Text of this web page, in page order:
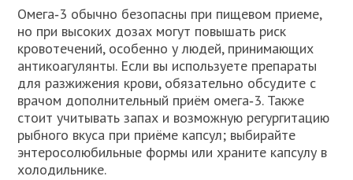
Омега‑3 обычно безопасны при пищевом приеме,
но при высоких дозах могут повышать риск
кровотечений, особенно у людей, принимающих
антикоагулянты. Если вы используете препараты
для разжижения крови, обязательно обсудите с
врачом дополнительный приём омега‑3. Также
стоит учитывать запах и возможную регургитацию
рыбного вкуса при приёме капсул; выбирайте
энтеросолюбильные формы или храните капсулу в
холодильнике.